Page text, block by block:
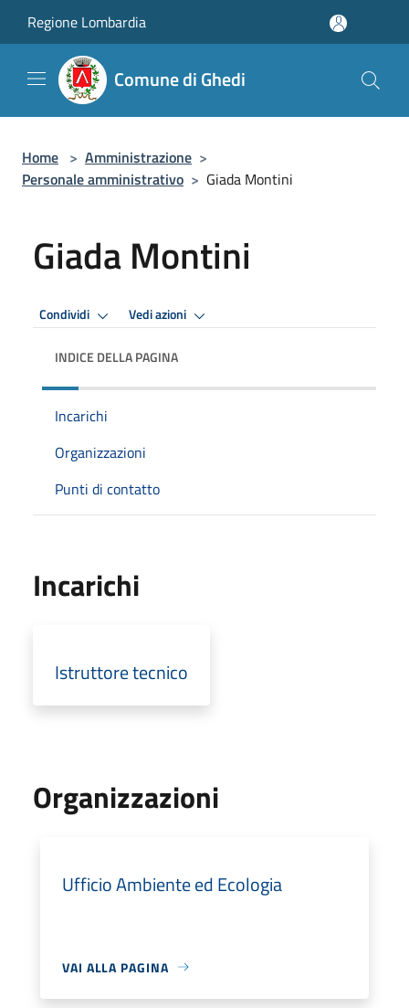
Regione Lombardia
Comune di Ghedi
Home > Amministrazione >
Personale amministrativo > Giada Montini
Giada Montini
Condividi Vedi azioni
INDICE DELLA PAGINA
Incarichi
Organizzazioni
Punti di contatto
Incarichi
Istruttore tecnico
Organizzazioni
Ufficio Ambiente ed Ecologia
VAI ALLA PAGINA